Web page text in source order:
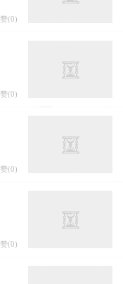
赞(0)
赞(0)
赞(0)
赞(0)